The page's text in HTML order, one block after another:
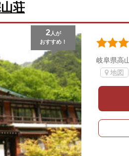
荘
2人が
おすすめ！
岐阜県高
地図